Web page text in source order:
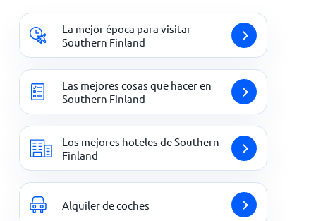
La mejor época para visitar
Southern Finland
Las mejores cosas que hacer en
Southern Finland
Los mejores hoteles de Southern
Finland
Alquiler de coches